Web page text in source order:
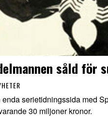
såld för
serietidningssida med
30 miljoner kronor.